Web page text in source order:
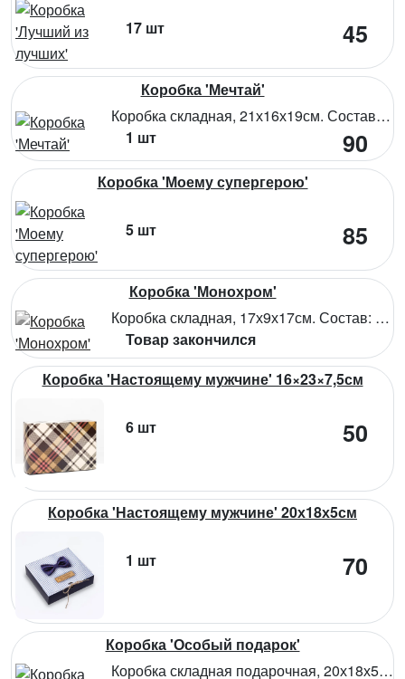
17 шт 45
Коробка 'Мечтай'
Коробка складная, 21х16х19см. Состав: микрогофрокартон
1 шт
90
Коробка 'Моему супергерою'
5 шт 85
Коробка 'Монохром'
Коробка складная, 17х9х17см. Состав: картон
Товар закончился
Коробка 'Настоящему мужчине' 16×23×7,5см
6 шт 50
Коробка 'Настоящему мужчине' 20х18х5см
1 шт 70
Коробка 'Особый подарок'
Коробка складная подарочная, 20х18х5см. Состав: картон, текстиль